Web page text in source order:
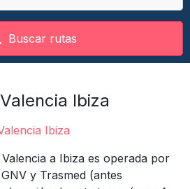
Buscar rutas
Ibiza
Ibiza
a Ibiza es operada por
y Trasmed (antes